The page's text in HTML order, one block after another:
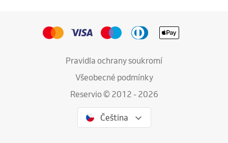
Pravidla ochrany soukromí
Všeobecné podmínky
Reservio © 2012 - 2026
Čeština